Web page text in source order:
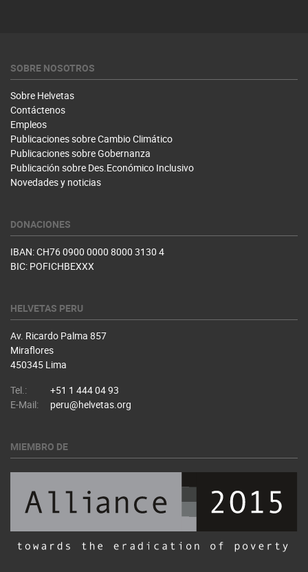
SOBRE NOSOTROS
Sobre Helvetas
Contáctenos
Empleos
Publicaciones sobre Cambio Climático
Publicaciones sobre Gobernanza
Publicación sobre Des.Económico Inclusivo
Novedades y noticias
DONACIONES
IBAN: CH76 0900 0000 8000 3130 4
BIC: POFICHBEXXX
HELVETAS PERU
Av. Ricardo Palma 857
Miraflores
450345 Lima
Tel.:
+51 1 444 04 93
E-Mail:
peru@helvetas.org
MIEMBRO DE